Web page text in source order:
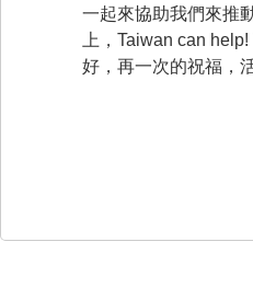
一起來協助我們來推
上，Taiwan can
好，再一次的祝福，